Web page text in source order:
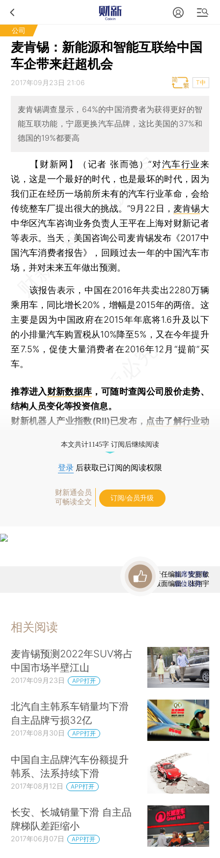
公司
麦肯锡：新能源和智能互联给中国
车企带来赶超机会
2017年09月23日 21:06 T中
麦肯锡调查显示，64%的中国消费者为获得更好的智
能互联功能，宁愿更换汽车品牌，这比美国的37%和
德国的19%都要高
【财新网】（记者 张而弛）“对汽车行业来
说，这是一个最好的时代，也是最坏的时代，因为
我们正在经历一场前所未有的汽车行业革命，会给
传统整车厂提出很大的挑战。”9月22日， 麦肯锡大
中华区汽车咨询业务负责人王平在上海对财新记者
等表示。当天，美国咨询公司麦肯锡发布《2017中
国汽车消费者报告》，回顾过去一年的中国汽车市
场，并对未来五年做出预测。
该报告表示，中国在2016年共卖出2280万辆
乘用车，同比增长20%，增幅是2015年的两倍。这
主要是因为中国政府在2015年年底将1.6升及以下
的小排量汽车购置税从10%降至5%，又在今年提升
至7.5%，促使大量消费者在2016年12月“提前”买
车。
推荐进入财新数据库 ，可随时查阅公司股价走势、
结构人员变化等投资信息。
财新机器人产业指数(RII)已发布， 点击了解行业动
本文共计1145字 订阅后继续阅读
登录 后获取已订阅的阅读权限
财新通会员
可畅读全文
订阅/会员升级
责任编辑：安丽敏
版面编辑：张翔宇
首席赞赏官
虚位以待
相关阅读
麦肯锡预测2022年SUV将占
中国市场半壁江山
2017年09月23日 APP打开
北汽自主韩系车销量均下滑
自主品牌亏损32亿
2017年08月30日 APP打开
中国自主品牌汽车份额提升
韩系、法系持续下滑
2017年08月12日 APP打开
长安、长城销量下滑 自主品
牌梯队差距缩小
2017年06月07日 APP打开